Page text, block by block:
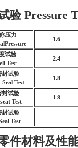
验 Pressure
压力
1.6
试验
Test
2.4
封试验
Seal Test
1.8
封试验
Test
1.8
封试验
Test
件材料及性